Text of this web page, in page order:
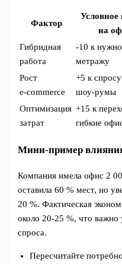
Фактор
Условное
на
Гибридная
работа
-10 к
метражу
Рост
e‑commerce
+5 к
шоу‑румы
Оптимизация
затрат
+15 к
гибкие
Мини‑пример
Компания имела офис 2
оставила 60 % мест, но
20 %. Фактическая
около 20-25 %, что
спроса.
Пересчитайте